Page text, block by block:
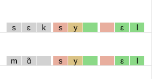
s ɛ k s y ɛ l
m ɑ̃ s y ɛ l